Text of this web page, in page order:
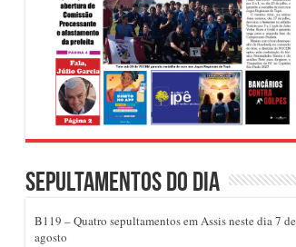
Sepultamentos do dia
B119 – Quatro sepultamentos em Assis neste dia 7 de
agosto